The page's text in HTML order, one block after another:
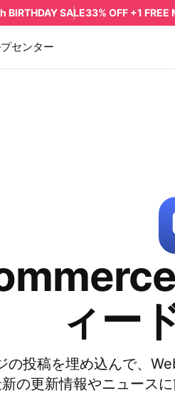
BIRTHDAY SALE33% OFF +1 FREE
センター
ィー
の投稿を埋め込んで、
の更新情報やニュース